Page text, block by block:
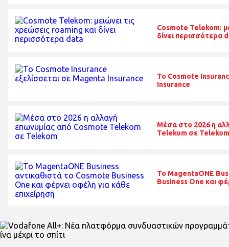
Cosmote Telekom:
δίνει περισσότερα
Το Cosmote
Insurance
Μέσα στο 2026 η
Telekom σε Telekom
Το MagentaONE
Business One και